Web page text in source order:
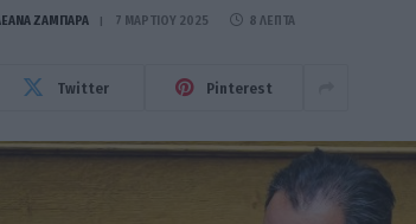
ΖΑΜΠΑΡΑ 7 ΜΑΡΤΊΟΥ 2025 8 ΛΕΠΤΆ
Twitter Pinterest